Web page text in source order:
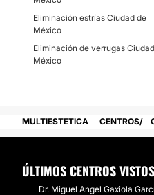
Eliminación estrías Ciudad de
México
Eliminación de verrugas
México
MULTIESTETICA CENTROS
ÚLTIMOS CENTROS VISTOS
Dr. Miguel Angel Gaxiola